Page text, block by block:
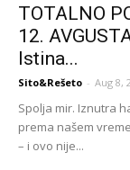
TOTALNO
12.
Istina...
Sito&Rešeto - Aug 8,
Spolja mir. Iznutra
prema našem
– i ovo nije...